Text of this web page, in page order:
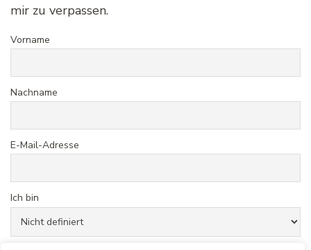
mir zu verpassen.
Vorname
Nachname
E-Mail-Adresse
Ich bin